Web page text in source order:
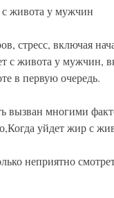
с живота у мужчин
стресс, включая
с живота у мужчин,
в первую очередь.
вызван многими
уйдет жир с
неприятно